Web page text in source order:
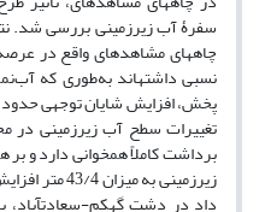
سفرۀ آب زیرزمینی بررسی شد.
چاه‏های مشاهده‏ای واقع در
نسبی داشته‏اند به‌طوری که
تغییرات سطح آب زیرزمینی در
زیرزمینی به